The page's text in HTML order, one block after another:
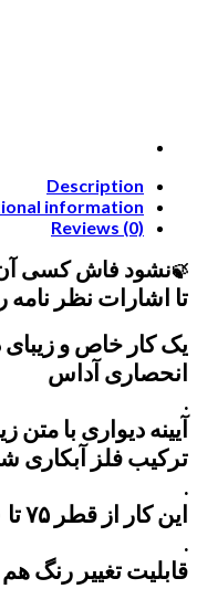
Description
information
Reviews (0)
🍃نشود فاش کسی
تا اشارات نظر
یک کار خاص و
انحصاری آداس
.
آیینه دیواری با متن
ترکیب فلز آبکاری
.
این کار از قطر ۷۵ تا ۹۰ سانتی متر قابل سفارشه
.
قابلیت تغییر رنگ